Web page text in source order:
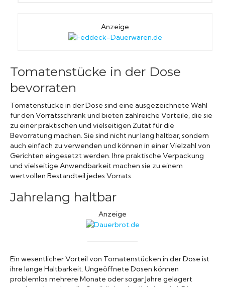
Anzeige
Tomatenstücke in der Dose
bevorraten
Tomatenstücke in der Dose sind eine ausgezeichnete Wahl
für den Vorratsschrank und bieten zahlreiche Vorteile, die sie
zu einer praktischen und vielseitigen Zutat für die
Bevorratung machen. Sie sind nicht nur lang haltbar, sondern
auch einfach zu verwenden und können in einer Vielzahl von
Gerichten eingesetzt werden. Ihre praktische Verpackung
und vielseitige Anwendbarkeit machen sie zu einem
wertvollen Bestandteil jedes Vorrats.
Jahrelang haltbar
Anzeige
Ein wesentlicher Vorteil von Tomatenstücken in der Dose ist
ihre lange Haltbarkeit. Ungeöffnete Dosen können
problemlos mehrere Monate oder sogar Jahre gelagert